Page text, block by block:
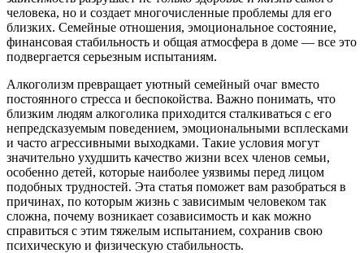
человека, но и создает многочисленные проблемы для его
близких. Семейные отношения, эмоциональное состояние,
финансовая стабильность и общая атмосфера в доме — все это
подвергается серьезным испытаниям.
Алкоголизм превращает уютный семейный очаг вместо
постоянного стресса и беспокойства. Важно понимать, что
близким людям алкоголика приходится сталкиваться с его
непредсказуемым поведением, эмоциональными всплесками
и часто агрессивными выходками. Такие условия могут
значительно ухудшить качество жизни всех членов семьи,
особенно детей, которые наиболее уязвимы перед лицом
подобных трудностей. Эта статья поможет вам разобраться в
причинах, по которым жизнь с зависимым человеком так
сложна, почему возникает созависимость и как можно
справиться с этим тяжелым испытанием, сохранив свою
психическую и физическую стабильность.